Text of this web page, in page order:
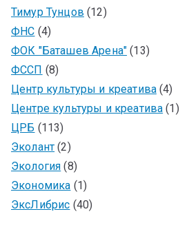
Тимур Тунцов (12)
ФНС (4)
ФОК "Баташев Арена" (13)
ФССП (8)
Центр культуры и креатива (4)
Центре культуры и креатива (1)
ЦРБ (113)
Эколант (2)
Экология (8)
Экономика (1)
ЭксЛибрис (40)